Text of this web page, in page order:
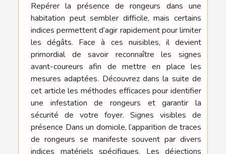
Repérer la présence de rongeurs dans une
habitation peut sembler difficile, mais certains
indices permettent d’agir rapidement pour limiter
les dégâts. Face à ces nuisibles, il devient
primordial de savoir reconnaître les signes
avant-coureurs afin de mettre en place les
mesures adaptées. Découvrez dans la suite de
cet article les méthodes efficaces pour identifier
une infestation de rongeurs et garantir la
sécurité de votre foyer. Signes visibles de
présence Dans un domicile, l’apparition de traces
de rongeurs se manifeste souvent par divers
indices matériels spécifiques. Les déjections